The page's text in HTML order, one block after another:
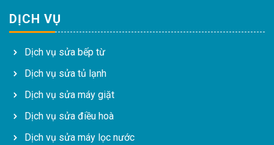
DỊCH VỤ
Dịch vụ sửa bếp từ
Dịch vụ sửa tủ lạnh
Dịch vụ sửa máy giặt
Dịch vụ sửa điều hoà
Dịch vụ sửa máy lọc nước